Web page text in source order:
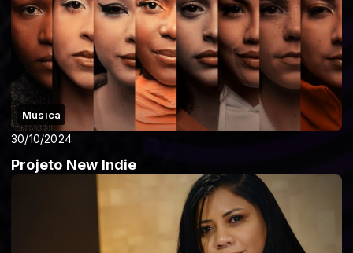
Música
30/10/2024
Projeto New Indie